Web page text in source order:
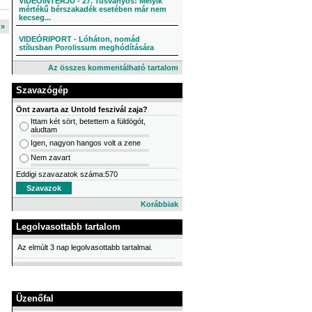
mértékű bérszakadék esetében már nem
kecseg...
VIDEÓRIPORT - Lóháton, nomád
stílusban Porolissum meghódítására
Az összes kommentálható tartalom
Szavazógép
Önt zavarta az Untold feszivál zaja?
Ittam két sört, betettem a füldögót,
aludtam
Igen, nagyon hangos volt a zene
Nem zavart
Eddigi szavazatok száma:570
Korábbiak
Legolvasottabb tartalom
Az elmúlt 3 nap legolvasottabb tartalmai.
Üzenőfal